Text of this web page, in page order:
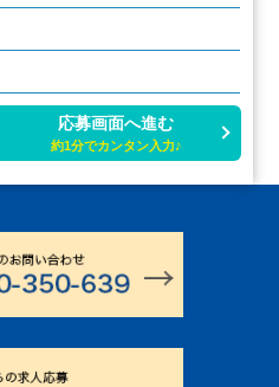
応募画面へ進む
約1分でカンタン入力♪